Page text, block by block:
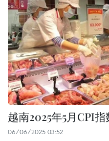
越南2025年5月CPI
06/06/2025 03:52